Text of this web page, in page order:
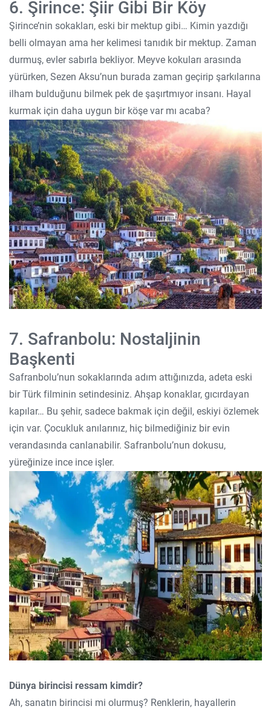
6. Şirince: Şiir Gibi Bir Köy
Şirince’nin sokakları, eski bir mektup gibi… Kimin yazdığı
belli olmayan ama her kelimesi tanıdık bir mektup. Zaman
durmuş, evler sabırla bekliyor. Meyve kokuları arasında
yürürken, Sezen Aksu’nun burada zaman geçirip şarkılarına
ilham bulduğunu bilmek pek de şaşırtmıyor insanı. Hayal
kurmak için daha uygun bir köşe var mı acaba?
7. Safranbolu: Nostaljinin
Başkenti
Safranbolu’nun sokaklarında adım attığınızda, adeta eski
bir Türk filminin setindesiniz. Ahşap konaklar, gıcırdayan
kapılar… Bu şehir, sadece bakmak için değil, eskiyi özlemek
için var. Çocukluk anılarınız, hiç bilmediğiniz bir evin
verandasında canlanabilir. Safranbolu’nun dokusu,
yüreğinize ince ince işler.
Dünya birincisi ressam kimdir?
Ah, sanatın birincisi mi olurmuş? Renklerin, hayallerin